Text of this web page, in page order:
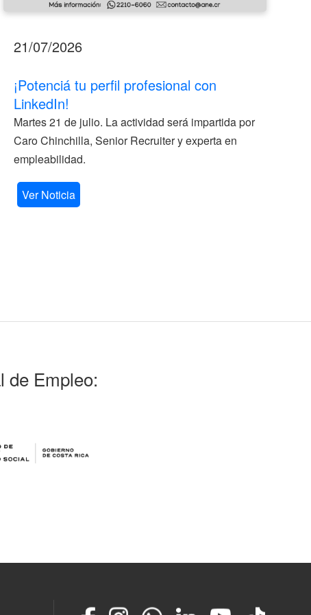
21/07/2026
¡Potenciá tu perfil profesional con
LinkedIn!
Martes 21 de julio. La actividad será impartida por
Caro Chinchilla, Senior Recruiter y experta en
empleabilidad.
Ver Noticia
de Empleo: